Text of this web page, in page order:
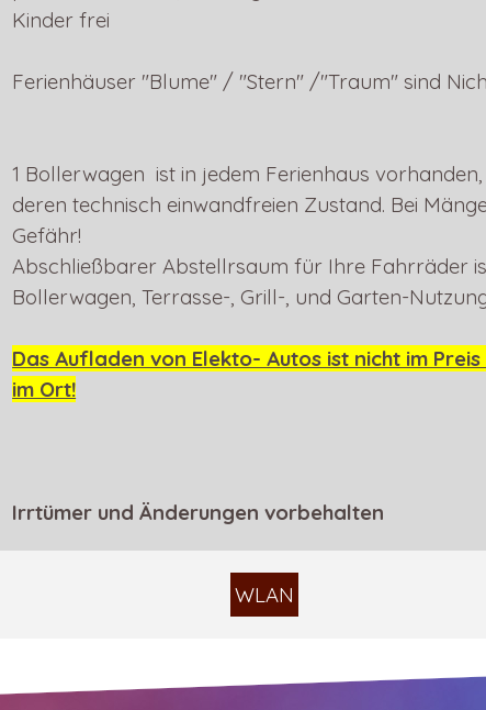
Kinder frei
Ferienhäuser "Blume" / "Stern" /"Traum" sind
1 Bollerwagen ist in jedem Ferienhaus
deren technisch einwandfreien Zustand. Bei
Gefähr!
Abschließbarer Abstellrsaum für Ihre Fahrräder
Bollerwagen, Terrasse-, Grill-, und Garten-
Das Aufladen von Elekto- Autos ist nicht im
im Ort!
Irrtümer und Änderungen vorbehalten
WLAN